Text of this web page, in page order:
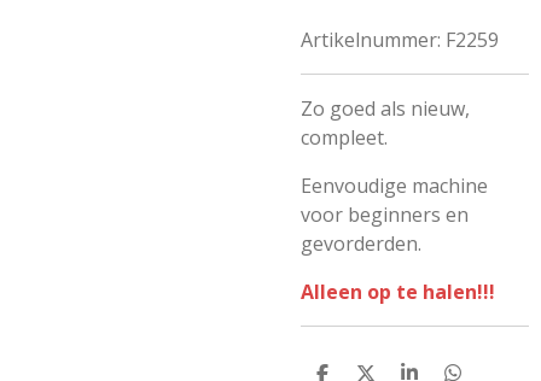
Artikelnummer: F2259
Zo goed als nieuw,
compleet.
Eenvoudige machine
voor beginners en
gevorderden.
Alleen op te halen!!!